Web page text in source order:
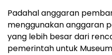
Padahal anggaran
menggunakan anggaran
yang lebih besar dari
pemerintah untuk